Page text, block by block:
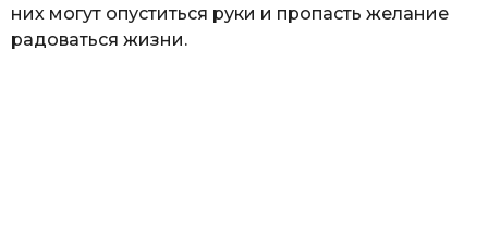
них могут опуститься руки и пропасть желание
радоваться жизни.